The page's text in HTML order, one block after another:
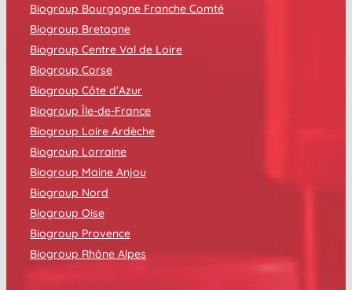
Biogroup Bourgogne Franche Comté
Biogroup Bretagne
Biogroup Centre Val de Loire
Biogroup Corse
Biogroup Côte d’Azur
Biogroup Île-de-France
Biogroup Loire Ardèche
Biogroup Lorraine
Biogroup Maine Anjou
Biogroup Nord
Biogroup Oise
Biogroup Provence
Biogroup Rhône Alpes